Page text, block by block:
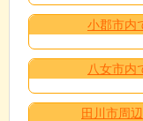
小郡市内
八女市内
田川市周